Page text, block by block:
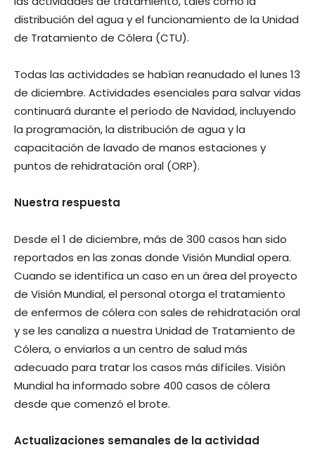
distribución del agua y el funcionamiento de la Unidad
de Tratamiento de Cólera (CTU).
Todas las actividades se habían reanudado el lunes 13
de diciembre. Actividades esenciales para salvar vidas
continuará durante el período de Navidad, incluyendo
la programación, la distribución de agua y la
capacitación de lavado de manos estaciones y
puntos de rehidratación oral (ORP).
Nuestra respuesta
Desde el 1 de diciembre, más de 300 casos han sido
reportados en las zonas donde Visión Mundial opera.
Cuando se identifica un caso en un área del proyecto
de Visión Mundial, el personal otorga el tratamiento
de enfermos de cólera con sales de rehidratación oral
y se les canaliza a nuestra Unidad de Tratamiento de
Cólera, o enviarlos a un centro de salud más
adecuado para tratar los casos más difíciles. Visión
Mundial ha informado sobre 400 casos de cólera
desde que comenzó el brote.
Actualizaciones semanales de la actividad